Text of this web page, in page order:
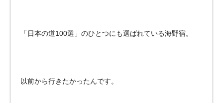
「日本の道100選」のひとつにも選ばれている海野宿。
以前から行きたかったんです。